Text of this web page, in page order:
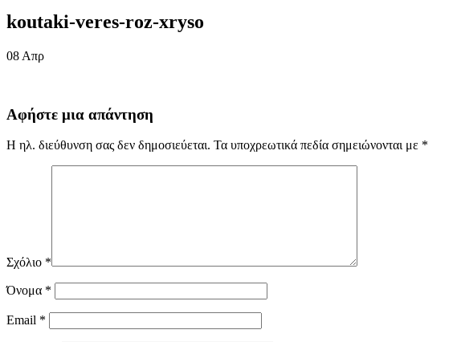
koutaki-veres-roz-xryso
08 Απρ
Αφήστε μια απάντηση
Η ηλ. διεύθυνση σας δεν δημοσιεύεται. Τα υποχρεωτικά πεδία σημειώνονται με *
Σχόλιο *
Όνομα *
Email *